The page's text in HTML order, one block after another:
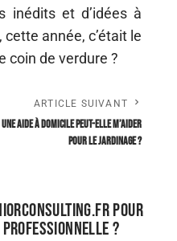
inédits et d’idées à
année, c’était le
coin de verdure ?
ARTICLE SUIVANT
Une aide à domicile peut-elle m’aider
pour le jardinage ?
pour
?